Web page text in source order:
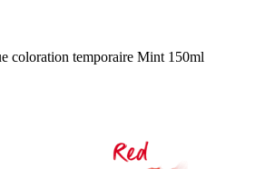
coloration temporaire Mint 150ml